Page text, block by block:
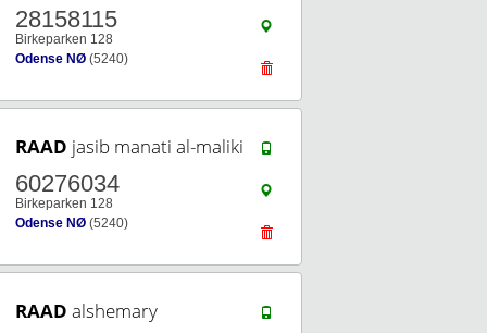
28158115
Birkeparken 128
Odense NØ (5240)
RAAD jasib manati al-maliki
60276034
Birkeparken 128
Odense NØ (5240)
RAAD alshemary